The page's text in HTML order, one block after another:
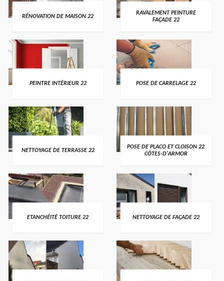
RÉNOVATION DE MAISON 22
RAVALEMENT PEINTURE
FAÇADE 22
PEINTRE INTÉRIEUR 22 POSE DE CARRELAGE 22
NETTOYAGE DE TERRASSE 22
POSE DE PLACO ET CLOISON 22
CÔTES-D'ARMOR
ETANCHÉITÉ TOITURE 22 NETTOYAGE DE FAÇADE 22